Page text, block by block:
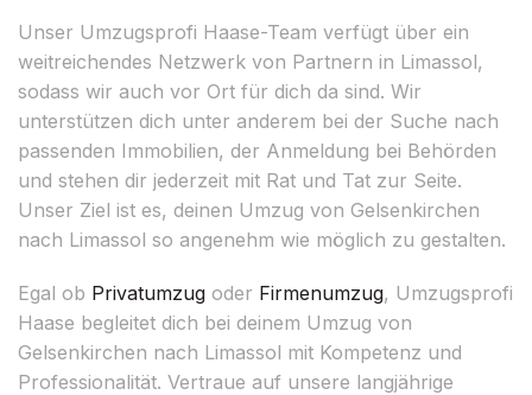
Unser Umzugsprofi Haase-Team verfügt über ein
weitreichendes Netzwerk von Partnern in Limassol,
sodass wir auch vor Ort für dich da sind. Wir
unterstützen dich unter anderem bei der Suche nach
passenden Immobilien, der Anmeldung bei Behörden
und stehen dir jederzeit mit Rat und Tat zur Seite.
Unser Ziel ist es, deinen Umzug von Gelsenkirchen
nach Limassol so angenehm wie möglich zu gestalten.
Egal ob Privatumzug oder Firmenumzug, Umzugsprofi
Haase begleitet dich bei deinem Umzug von
Gelsenkirchen nach Limassol mit Kompetenz und
Professionalität. Vertraue auf unsere langjährige